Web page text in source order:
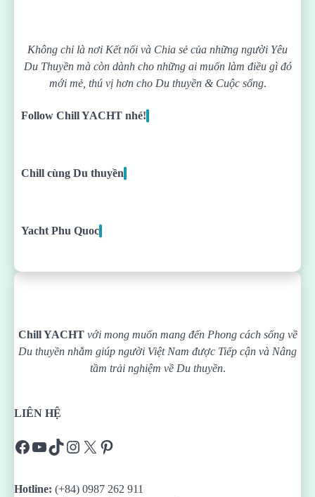
Không chỉ là nơi Kết nối và Chia sẻ của những người Yêu
Du Thuyền mà còn dành cho những ai muốn làm điều gì đó
mới mẻ, thú vị hơn cho Du thuyền & Cuộc sống.
Follow Chill YACHT nhé!
Chill cùng Du thuyền
Yacht Phu Quoc
Chill YACHTvới mong muốn mang đến Phong cách sống về
Du thuyền nhằm giúp người Việt Nam được Tiếp cận và Nâng
tầm trải nghiệm về Du thuyền.
LIÊN HỆ
Facebook
YouTube
TikTok
Instagram
X Pinterest
Hotline: (+84) 0987 262 911